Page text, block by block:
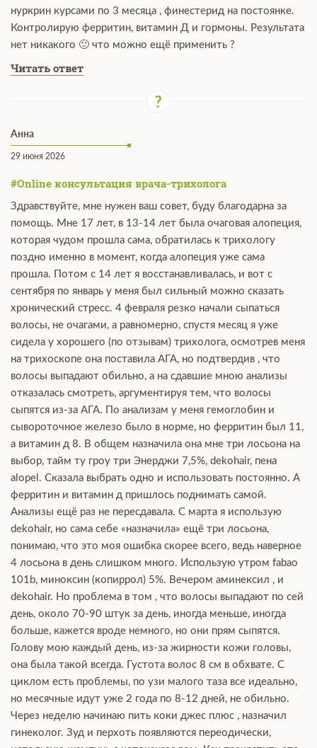
нуркрин курсами по 3 месяца , финестерид на постоянке.
Контролирую ферритин, витамин Д и гормоны. Результата
нет никакого 🙁 что можно ещё применить ?
Читать ответ
Анна
29 июня 2026
#Online консультация врача-трихолога
Здравствуйте, мне нужен ваш совет, буду благодарна за
помощь. Мне 17 лет, в 13-14 лет была очаговая алопеция,
которая чудом прошла сама, обратилась к трихологу
поздно именно в момент, когда алопеция уже сама
прошла. Потом с 14 лет я восстанавливалась, и вот с
сентября по январь у меня был сильный можно сказать
хронический стресс. 4 февраля резко начали сыпаться
волосы, не очагами, а равномерно, спустя месяц я уже
сидела у хорошего (по отзывам) трихолога, осмотрев меня
на трихоскопе она поставила АГА, но подтвердив , что
волосы выпадают обильно, а на сдавшие мною анализы
отказалась смотреть, аргументируя тем, что волосы
сыпятся из-за АГА. По анализам у меня гемоглобин и
сывороточное железо было в норме, но ферритин был 11,
а витамин д 8. В общем назначила она мне три лосьона на
выбор, тайм ту гроу три Энерджи 7,5%, dekohair, пена
alopel. Сказала выбрать одно и использовать постоянно. А
ферритин и витамин д пришлось поднимать самой.
Анализы ещё раз не пересдавала. С марта я использую
dekohair, но сама себе «назначила» ещё три лосьона,
понимаю, что это моя ошибка скорее всего, ведь наверное
4 лосьона в день слишком много. Использую утром fabao
101b, миноксин (копиррол) 5%. Вечером аминексил , и
dekohair. Но проблема в том , что волосы выпадают по сей
день, около 70-90 штук за день, иногда меньше, иногда
больше, кажется вроде немного, но они прям сыпятся.
Голову мою каждый день, из-за жирности кожи головы,
она была такой всегда. Густота волос 8 см в обхвате. С
циклом есть проблемы, по узи малого таза все идеально,
но месячные идут уже 2 года по 8-12 дней, не обильно.
Через неделю начинаю пить коки джес плюс , назначил
гинеколог. Зуд и перхоть появляются переодически,